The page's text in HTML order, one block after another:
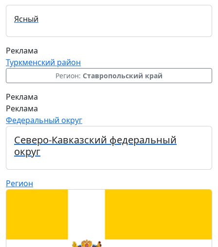
Ясный
Реклама
Туркменский район
Регион: Ставропольский край
Реклама
Реклама
Федеральный округ
Северо-Кавказский федеральный
округ
Регион